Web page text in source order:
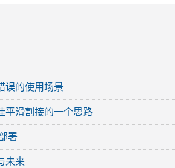
误的使用场景
平滑割接的一个思路
署
未来